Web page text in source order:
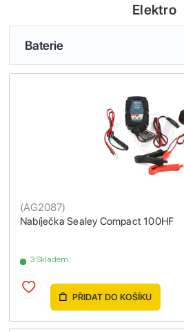
Elektro
Baterie
Nabíječka Sealey Compact 100HF
(AG2087)
3 Skladem
PŘIDAT DO KOŠÍKU